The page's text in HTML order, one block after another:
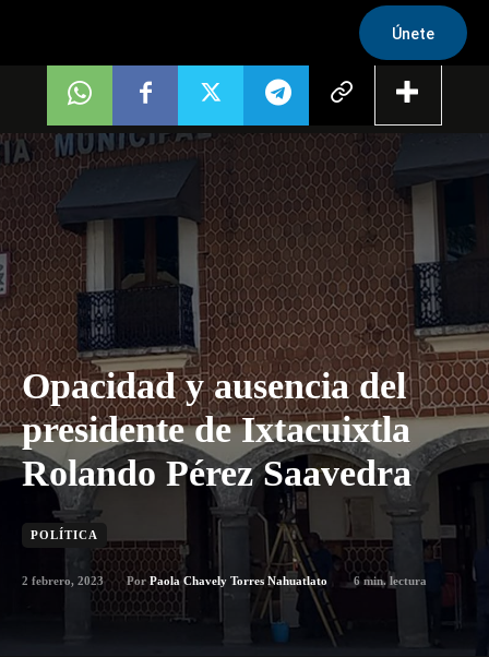
Únete
Opacidad y ausencia del
presidente de Ixtacuixtla
Rolando Pérez Saavedra
POLÍTICA
2 febrero, 2023 Por Paola Chavely Torres Nahuatlato 6 min. lectura